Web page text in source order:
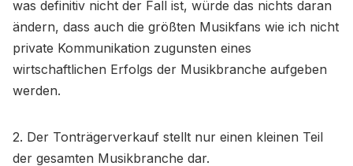
was definitiv nicht der Fall ist, würde das nichts daran
ändern, dass auch die größten Musikfans wie ich nicht
private Kommunikation zugunsten eines
wirtschaftlichen Erfolgs der Musikbranche aufgeben
werden.
2. Der Tonträgerverkauf stellt nur einen kleinen Teil
der gesamten Musikbranche dar.